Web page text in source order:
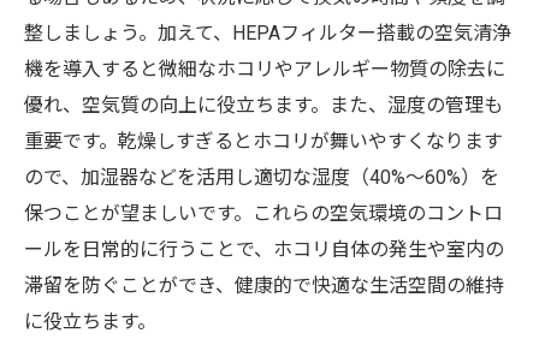
整しましょう。加えて、HEPAフィルター搭載の空気清浄
機を導入すると微細なホコリやアレルギー物質の除去に
優れ、空気質の向上に役立ちます。また、湿度の管理も
重要です。乾燥しすぎるとホコリが舞いやすくなります
ので、加湿器などを活用し適切な湿度（40%〜60%）を
保つことが望ましいです。これらの空気環境のコントロ
ールを日常的に行うことで、ホコリ自体の発生や室内の
滞留を防ぐことができ、健康的で快適な生活空間の維持
に役立ちます。